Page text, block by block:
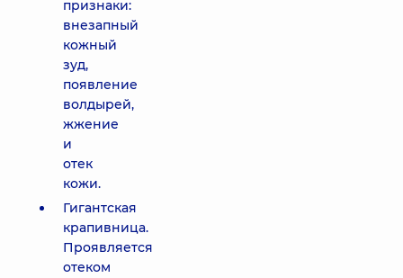
признаки:
внезапный
кожный
зуд,
появление
волдырей,
жжение
и
отек
кожи.
Гигантская
крапивница.
Проявляется
отеком